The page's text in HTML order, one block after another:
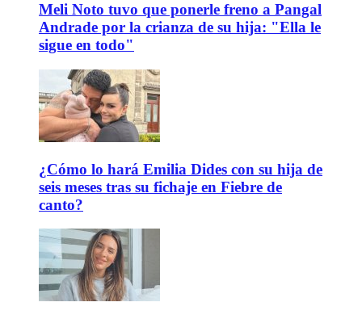
Meli Noto tuvo que ponerle freno a Pangal
Andrade por la crianza de su hija: "Ella le
sigue en todo"
¿Cómo lo hará Emilia Dides con su hija de
seis meses tras su fichaje en Fiebre de
canto?